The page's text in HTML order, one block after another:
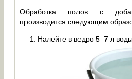
Обработка полов с
производится следующим
Налейте в ведро 5–7 л